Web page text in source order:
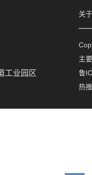
工业园区
关
主
鲁
热